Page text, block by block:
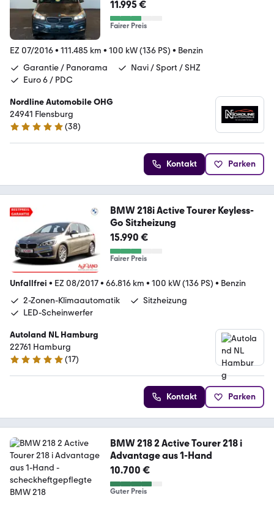
11.995 €
Fairer Preis
EZ 07/2016• 111.485 km • 100 kW (136 PS) • Benzin
Garantie / Panorama
Navi / Sport / SHZ
Euro 6 / PDC
Nordline Automobile OHG
24941 Flensburg
4.9 Sterne
(38)
Kontakt Parken
BMW 218i Active Tourer Keyless-
Go Sitzheizung
15.990 €
Fairer Preis
Unfallfrei • EZ 08/2017• 66.816 km • 100 kW (136 PS) • Benzin
2-Zonen-Klimaautomatik
Sitzheizung
LED-Scheinwerfer
Autoland NL Hamburg
22761 Hamburg
4.9 Sterne
(17)
Kontakt Parken
BMW 218 2 Active Tourer 218 i
Advantage aus 1-Hand
10.700 €
Guter Preis